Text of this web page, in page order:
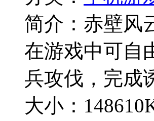
简介： 赤壁风
在游戏中可自
兵攻伐，完成
大小：